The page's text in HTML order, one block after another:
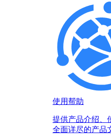
使用帮助
提供产品介绍、
全面详尽的产品